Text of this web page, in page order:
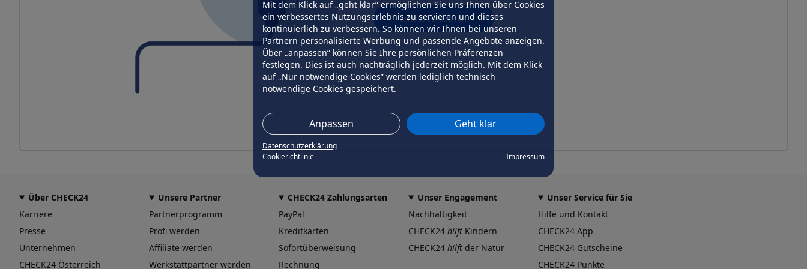
Mit dem Klick auf „geht klar” ermöglichen Sie uns Ihnen über Cookies
ein verbessertes Nutzungserlebnis zu servieren und dieses
kontinuierlich zu verbessern. So können wir Ihnen bei unseren
Partnern personalisierte Werbung und passende Angebote anzeigen.
Über „anpassen” können Sie Ihre persönlichen Präferenzen
festlegen. Dies ist auch nachträglich jederzeit möglich. Mit dem Klick
auf „Nur notwendige Cookies” werden lediglich technisch
notwendige Cookies gespeichert.
Anpassen Geht klar
Datenschutzerklärung
Cookierichtlinie
Impressum
erneut versuchen
Über CHECK24
Karriere
Presse
Unternehmen
CHECK24 Österreich
Unsere Partner
Partnerprogramm
Profi werden
Affiliate werden
Werkstattpartner werden
CHECK24 Zahlungsarten
PayPal
Kreditkarten
Sofortüberweisung
Rechnung
Unser Engagement
Nachhaltigkeit
CHECK24 hilft Kindern
CHECK24 hilft der Natur
Unser Service für Sie
Hilfe und Kontakt
CHECK24 App
CHECK24 Gutscheine
CHECK24 Punkte